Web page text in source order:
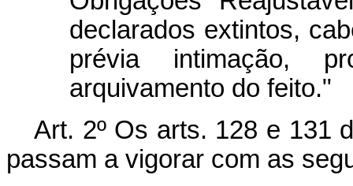
declarados extintos,
prévia intimação,
arquivamento do feito."
Art. 2º Os arts. 128 e 131
passam a vigorar com as